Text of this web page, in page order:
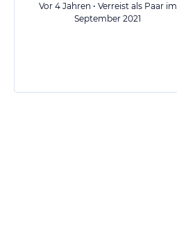
Vor 4 Jahren • Verreist als Paar im
September 2021